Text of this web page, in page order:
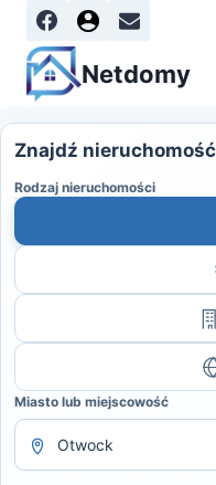
Netdomy
Znajdź nieruchomość
Rodzaj nieruchomości
Miasto lub miejscowość